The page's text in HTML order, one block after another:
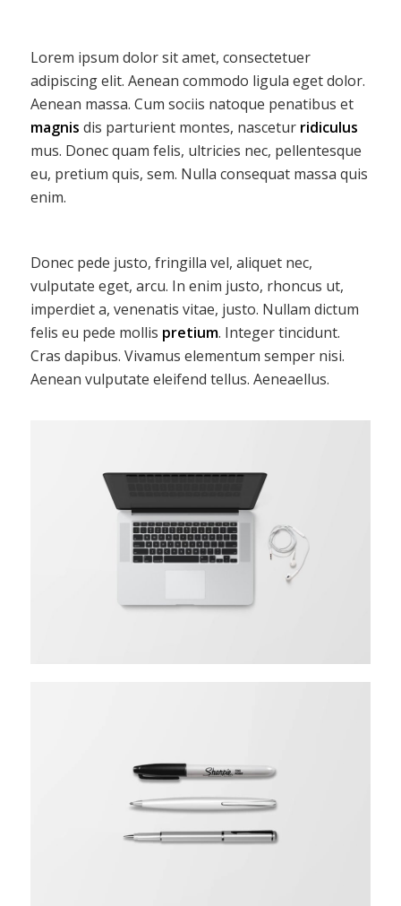
Lorem ipsum dolor sit amet, consectetuer
adipiscing elit. Aenean commodo ligula eget dolor.
Aenean massa. Cum sociis natoque penatibus et
magnis dis parturient montes, nascetur ridiculus
mus. Donec quam felis, ultricies nec, pellentesque
eu, pretium quis, sem. Nulla consequat massa quis
enim.
Donec pede justo, fringilla vel, aliquet nec,
vulputate eget, arcu. In enim justo, rhoncus ut,
imperdiet a, venenatis vitae, justo. Nullam dictum
felis eu pede mollis pretium. Integer tincidunt.
Cras dapibus. Vivamus elementum semper nisi.
Aenean vulputate eleifend tellus. Aeneaellus.